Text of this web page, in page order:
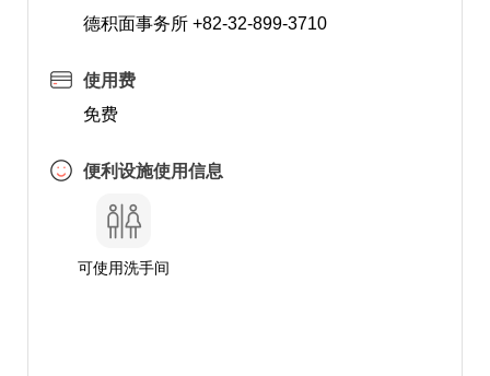
德积面事务所 +82-32-899-3710
使用费
免费
便利设施使用信息
可使用洗手间